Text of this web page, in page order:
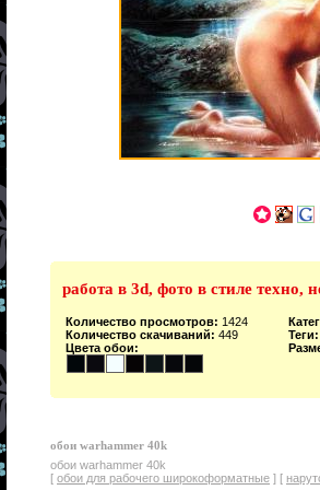
работа в 3d, фото в стиле техно,
Количество просмотров: 1424
Количество скачиваний: 449
Цвета обои:
Теги:
обои warhammer 40k
обои warhammer 40k
[ обои для рабочего широкоформатные ] [